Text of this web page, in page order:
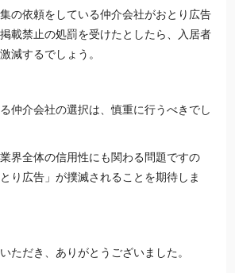
の依頼をしている仲介会社がおとり広告
載禁止の処罰を受けたとしたら、入居者
減するでしょう。
仲介会社の選択は、慎重に行うべきでし
界全体の信用性にも関わる問題ですの
り広告」が撲滅されることを期待しま
ただき、ありがとうございました。